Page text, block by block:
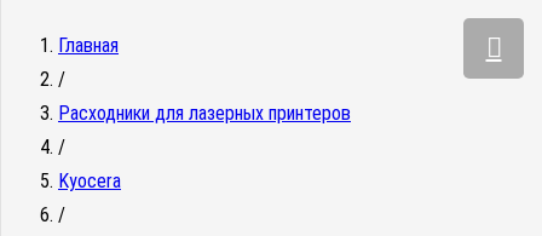
Главная
/
Расходники для лазерных принтеров
/
Kyocera
/